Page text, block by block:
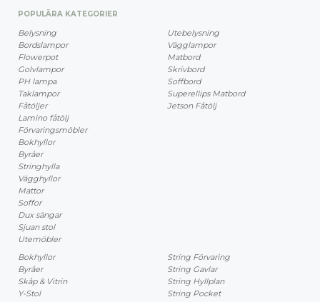
POPULÄRA KATEGORIER
Belysning
Bordslampor
Flowerpot
Golvlampor
PH lampa
Taklampor
Fåtöljer
Lamino fåtölj
Förvaringsmöbler
Bokhyllor
Byråer
Stringhylla
Vägghyllor
Mattor
Soffor
Dux sängar
Sjuan stol
Utemöbler
Utebelysning
Vägglampor
Matbord
Skrivbord
Soffbord
Superellips Matbord
Jetson Fåtölj
Bokhyllor
Byråer
Skåp & Vitrin
Y-Stol
String Förvaring
String Gavlar
String Hyllplan
String Pocket